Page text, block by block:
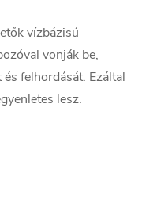
vízbázisú
vonják be,
felhordását. Ezáltal
lesz.